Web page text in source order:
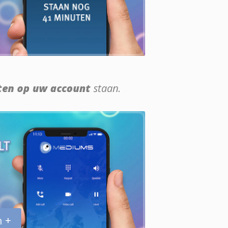
op uw account staan.
+